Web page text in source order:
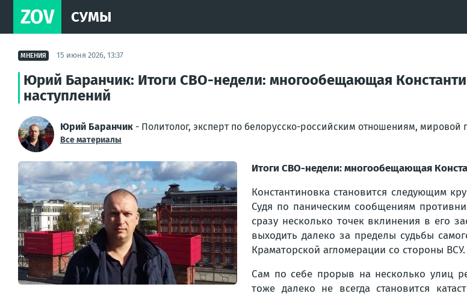
ZOV СУМЫ
МНЕНИЯ 15 июня 2026, 13:37
Юрий Баранчик: Итоги СВО-недели: многообещающая
наступлений
Юрий Баранчик - Политолог, эксперт по белорусско-российским отношениям, мировой
Все материалы
Итоги СВО-недели: многообещающая
Константиновка становится следующим
Судя по паническим сообщениям
сразу несколько точек вклинения в его
выходить далеко за пределы судьбы
Краматорской агломерации со стороны ВСУ.
Сам по себе прорыв на несколько улиц
тоже далеко не всегда становится